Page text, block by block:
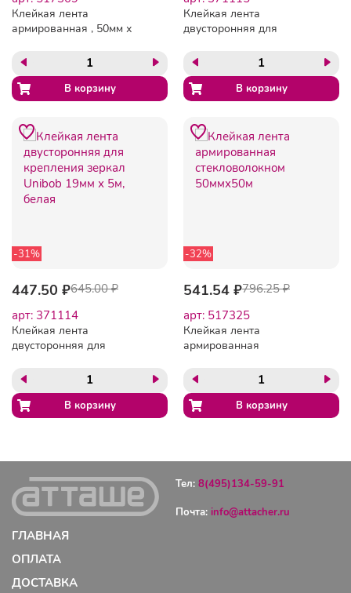
Клейкая лента
армированная , 50мм х
Клейкая лента
двусторонняя для
19мм х 1,5м, белая
-31%
447.50 ₽645.00 ₽
арт: 371114
Клейкая лента
двусторонняя для
19мм х 5м, белая
-32%
541.54 ₽796.25 ₽
арт: 517325
Клейкая лента
армированная
Тел: 8(495)134-59-91
Почта: info@attacher.ru
ГЛАВНАЯ
ОПЛАТА
ДОСТАВКА